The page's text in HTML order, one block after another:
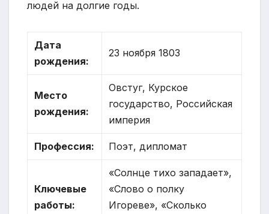
людей на долгие годы.
Дата
рождения:
23 ноября 1803
Место
рождения:
Овстуг, Курское
государство, Российская
империя
Профессия: Поэт, дипломат
Ключевые
работы:
«Солнце тихо западает»,
«Слово о полку
Игореве», «Сколько